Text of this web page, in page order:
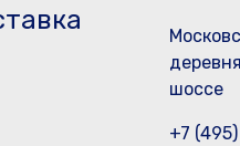
шоссе
+7